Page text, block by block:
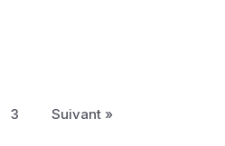
3 Suivant »